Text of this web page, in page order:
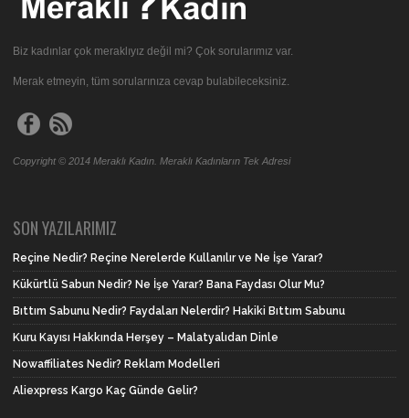
Biz kadınlar çok meraklıyız değil mi? Çok sorularımız var.
Merak etmeyin, tüm sorularınıza cevap bulabileceksiniz.
Copyright © 2014 Meraklı Kadın. Meraklı Kadınların Tek Adresi
SON YAZILARIMIZ
Reçine Nedir? Reçine Nerelerde Kullanılır ve Ne İşe Yarar?
Kükürtlü Sabun Nedir? Ne İşe Yarar? Bana Faydası Olur Mu?
Bıttım Sabunu Nedir? Faydaları Nelerdir? Hakiki Bıttım Sabunu
Kuru Kayısı Hakkında Herşey – Malatyalıdan Dinle
Nowaffiliates Nedir? Reklam Modelleri
Aliexpress Kargo Kaç Günde Gelir?